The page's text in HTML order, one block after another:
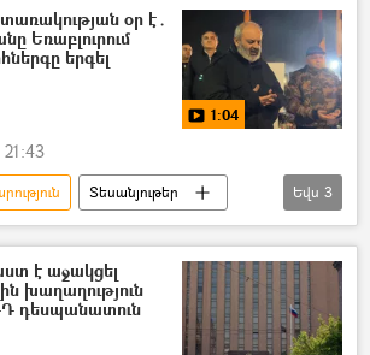
Պատերազմ
օր է․
Եռաբլուրում
երգել
1:04
Տեսանյութեր
Արցախ Պատերազմ
Եվս 3
է աջակցել
խաղաղություն
դեսպանատուն